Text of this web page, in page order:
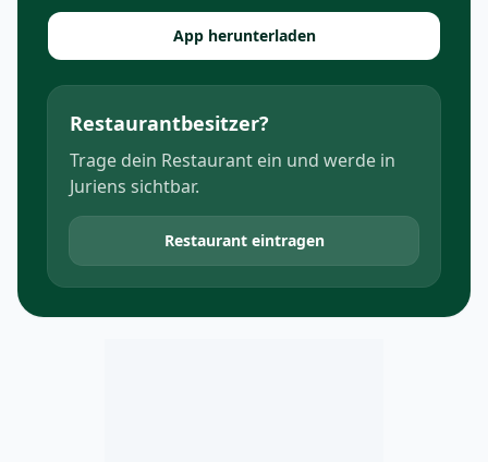
App herunterladen
Restaurantbesitzer?
Trage dein Restaurant ein und werde in
Juriens sichtbar.
Restaurant eintragen